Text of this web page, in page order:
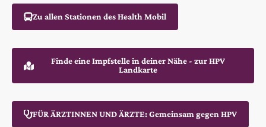
Zu allen Stationen des Health Mobil
Finde eine Impfstelle in deiner Nähe - zur HPV
Landkarte
FÜR ÄRZTINNEN UND ÄRZTE: Gemeinsam gegen HPV